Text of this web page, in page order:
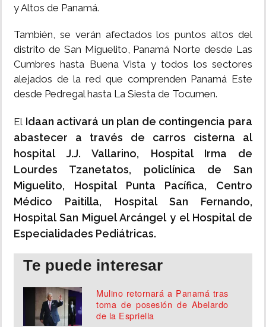
y Altos de Panamá.
También, se verán afectados los puntos altos del
distrito de San Miguelito, Panamá Norte desde Las
Cumbres hasta Buena Vista y todos los sectores
alejados de la red que comprenden Panamá Este
desde Pedregal hasta La Siesta de Tocumen.
El Idaan activará un plan de contingencia para
abastecer a través de carros cisterna al
hospital
J.J. Vallarino, Hospital Irma de
Lourdes Tzanetatos, policlínica de San
Miguelito, Hospital Punta Pacífica, Centro
Médico Paitilla, Hospital San Fernando,
Hospital San Miguel Arcángel y el Hospital de
Especialidades Pediátricas.
Te puede interesar
Mulino retornará a Panamá tras
toma de posesión de Abelardo
de la Espriella